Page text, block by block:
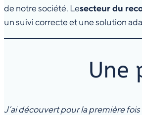
de notre société. Lesecteur du
un suivi correcte et une solution
Une
J’ai découvert pour la première fois